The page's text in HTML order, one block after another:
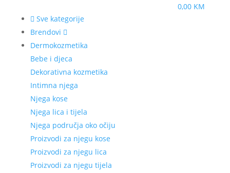
0,00 KM
Sve kategorije
Brendovi
Dermokozmetika
Bebe i djeca
Dekorativna kozmetika
Intimna njega
Njega kose
Njega lica i tijela
Njega područja oko očiju
Proizvodi za njegu kose
Proizvodi za njegu lica
Proizvodi za njegu tijela